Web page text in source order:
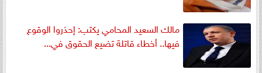
مالك السعيد المحامي يكتب: إحذروا الوقوع
فيها.. أخطاء قاتلة تضيع الحقوق في...